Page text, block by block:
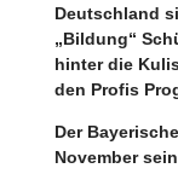
Deutschland
„Bildung“
hinter die
den Profis
Der
November